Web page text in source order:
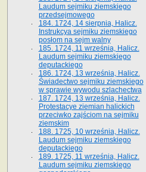
Laudum sejmiku ziemskiego
przedsejmowego
184. 1724, 14 sierpnia, Halicz.
Instrukcya sejmiku ziemskiego
posłom na sejm walny
185. 1724, 11 września, Halicz.
Laudum sejmiku ziemskiego
deputackiego
186. 1724, 13 września, Halicz.
Świadectwo sejmiku ziemskiego
w sprawie wywodu szlachectwa
187. 1724, 13 września, Halicz.
Protestacye ziemian halickich
przeciwko zajściom na sejmiku
ziemskim
188. 1725, 10 września, Halicz.
Laudum sejmiku ziemskiego
deputackiego
189. 1725, 11 września, Halicz.
Laudum sejmiku ziemskiego